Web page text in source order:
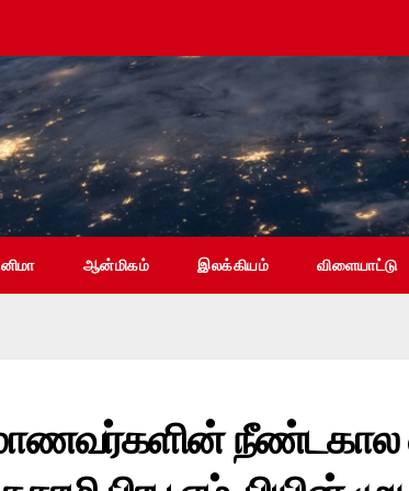
ஆன்மிகம் இலக்கியம் விளையாட்டு
நீண்டகால